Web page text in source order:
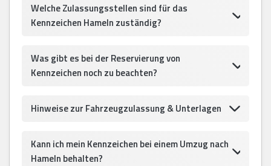
Welche Zulassungsstellen sind für das
Kennzeichen Hameln zuständig?
Was gibt es bei der Reservierung von
Kennzeichen noch zu beachten?
Hinweise zur Fahrzeugzulassung & Unterlagen
Kann ich mein Kennzeichen bei einem Umzug nach
Hameln behalten?